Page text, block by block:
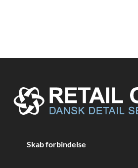
Skab forbindelse